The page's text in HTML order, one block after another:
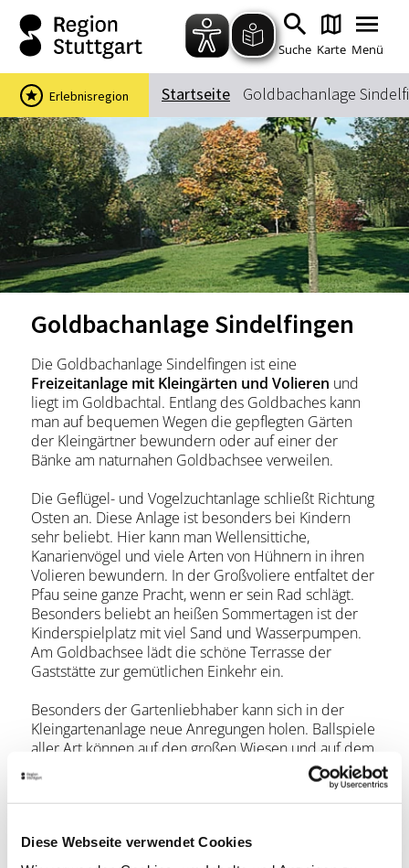
Diese Webseite verwendet Cookies
Zum Hauptinhalt springen
Zur Suche springen
Zur Hauptnavigation
Zum Footer springen
Suche Karte Menü
Suchbegriff
Das könnte Sie interessieren
Stadtführungen
Events & Tickets
Ausflugsziele
Erlebnisse
Wein
Radfahren
Wandern
Startseite Goldbachanlage
Erlebnisregion
Goldbachanlage Sindelfingen
Die Goldbachanlage Sindelfingen ist eine
Freizeitanlage mit Kleingärten und Volieren und
liegt im Goldbachtal. Entlang des Goldbaches kann
man auf bequemen Wegen die gepflegten Gärten
der Kleingärtner bewundern oder auf einer der
Bänke am naturnahen Goldbachsee verweilen.
Die Geflügel- und Vogelzuchtanlage schließt Richtung
Osten an. Diese Anlage ist besonders bei Kindern
sehr beliebt. Hier kann man Wellensittiche,
Kanarienvögel und viele Arten von Hühnern in ihren
Volieren bewundern. In der Großvoliere entfaltet der
Pfau seine ganze Pracht, wenn er sein Rad schlägt.
Besonders beliebt an heißen Sommertagen ist der
Kinderspielplatz mit viel Sand und Wasserpumpen.
Am Goldbachsee lädt die schöne Terrasse der
Gaststätte zur gemütlichen Einkehr ein.
Besonders der Gartenliebhaber kann sich in der
Kleingartenanlage neue Anregungen holen. Ballspiele
aller Art können auf den großen Wiesen und auf dem
Bolzplatz südlich des Goldbaches ausgetragen
werden.